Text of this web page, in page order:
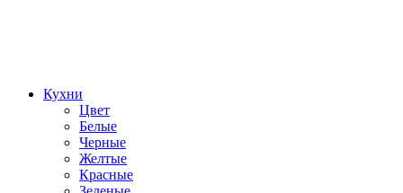
Кухни
Цвет
Белые
Черные
Желтые
Красные